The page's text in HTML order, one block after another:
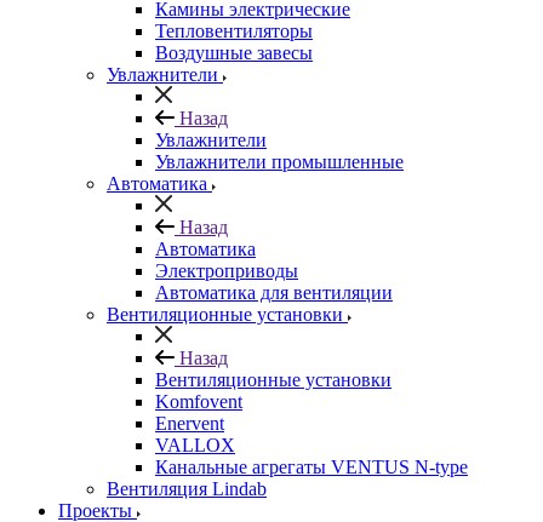
Камины электрические
Тепловентиляторы
Воздушные завесы
Увлажнители
Назад
Увлажнители
Увлажнители промышленные
Автоматика
Назад
Автоматика
Электроприводы
Автоматика для вентиляции
Вентиляционные установки
Назад
Вентиляционные установки
Komfovent
Enervent
VALLOX
Канальные агрегаты VENTUS N-type
Вентиляция Lindab
Проекты